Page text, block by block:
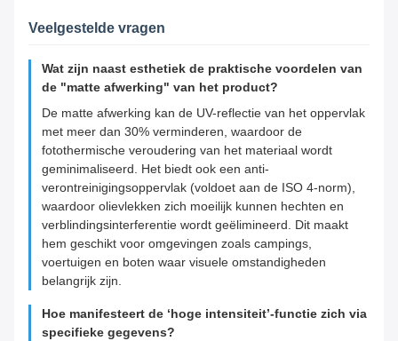
Veelgestelde vragen
Wat zijn naast esthetiek de praktische voordelen van
de "matte afwerking" van het product?
De matte afwerking kan de UV-reflectie van het oppervlak
met meer dan 30% verminderen, waardoor de
fotothermische veroudering van het materiaal wordt
geminimaliseerd. Het biedt ook een anti-
verontreinigingsoppervlak (voldoet aan de ISO 4-norm),
waardoor olievlekken zich moeilijk kunnen hechten en
verblindingsinterferentie wordt geëlimineerd. Dit maakt
hem geschikt voor omgevingen zoals campings,
voertuigen en boten waar visuele omstandigheden
belangrijk zijn.
Hoe manifesteert de ‘hoge intensiteit’-functie zich via
specifieke gegevens?